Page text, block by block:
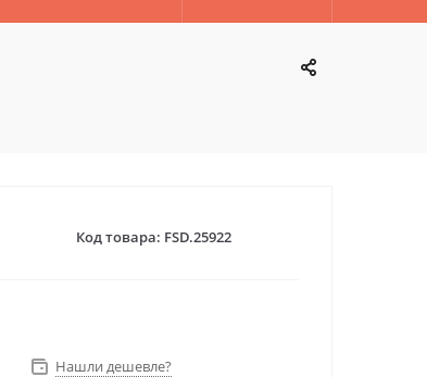
Код товара: FSD.25922
Нашли дешевле?